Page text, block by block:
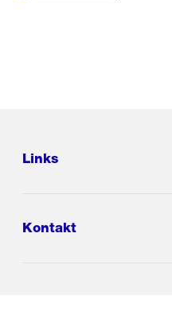
Links
Kontakt